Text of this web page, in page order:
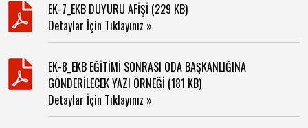
EK-7_EKB DUYURU AFİŞİ (229 KB)
Detaylar İçin Tıklayınız »
EK-8_EKB EĞİTİMİ SONRASI ODA BAŞKANLIĞINA
GÖNDERİLECEK YAZI ÖRNEĞİ (181 KB)
Detaylar İçin Tıklayınız »